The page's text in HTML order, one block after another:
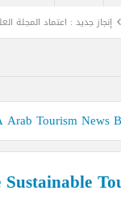
للآثاريين العرب باللغة
East
Arab
More